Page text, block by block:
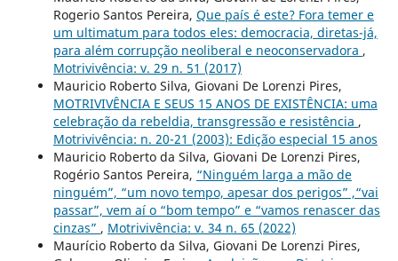
Rogerio Santos Pereira, Que país é este? Fora temer e
um ultimatum para todos eles: democracia, diretas-já,
para além corrupção neoliberal e neoconservadora ,
Motrivivência: v. 29 n. 51 (2017)
Mauricio Roberto Silva, Giovani De Lorenzi Pires,
MOTRIVIVÊNCIA E SEUS 15 ANOS DE EXISTÊNCIA: uma
celebração da rebeldia, transgressão e resistência ,
Motrivivência: n. 20-21 (2003): Edição especial 15 anos
Mauricio Roberto da Silva, Giovani De Lorenzi Pires,
Rogério Santos Pereira, “Ninguém larga a mão de
ninguém”, “um novo tempo, apesar dos perigos” ,“vai
passar”, vem aí o “bom tempo” e “vamos renascer das
cinzas” , Motrivivência: v. 34 n. 65 (2022)
Maurício Roberto da Silva, Giovani De Lorenzi Pires,